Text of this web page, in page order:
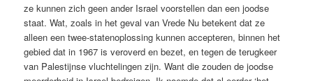
ze kunnen zich geen ander Israel voorstellen dan een joodse
staat. Wat, zoals in het geval van Vrede Nu betekent dat ze
alleen een twee-statenoplossing kunnen accepteren, binnen het
gebied dat in 1967 is veroverd en bezet, en tegen de terugkeer
van Palestijnse vluchtelingen zijn. Want die zouden de joodse